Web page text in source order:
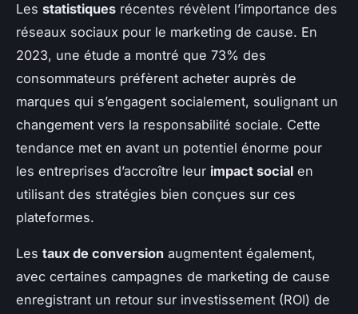
Les statistiques récentes révèlent l’importance des
réseaux sociaux pour le marketing de cause. En
2023, une étude a montré que 73% des
consommateurs préfèrent acheter auprès de
marques qui s’engagent socialement, soulignant un
changement vers la responsabilité sociale. Cette
tendance met en avant un potentiel énorme pour
les entreprises d’accroître leur impact social en
utilisant des stratégies bien conçues sur ces
plateformes.
Les taux de conversion augmentent également,
avec certaines campagnes de marketing de cause
enregistrant un retour sur investissement (ROI) de